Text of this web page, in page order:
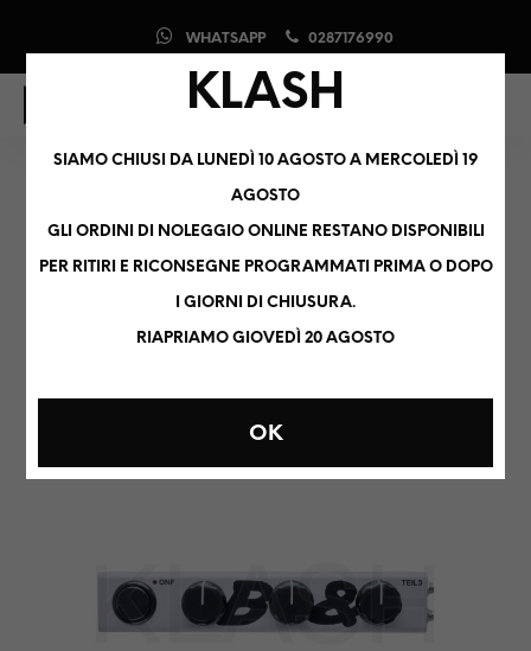
WHATSAPP 0287176990
0
teil3b&
KLASH
SIAMO CHIUSI DA LUNEDÌ 10 AGOSTO A MERCOLEDÌ 19
AGOSTO
GLI ORDINI DI NOLEGGIO ONLINE RESTANO DISPONIBILI
PER RITIRI E RICONSEGNE PROGRAMMATI PRIMA O DOPO
I GIORNI DI CHIUSURA.
RIAPRIAMO GIOVEDÌ 20 AGOSTO
OK